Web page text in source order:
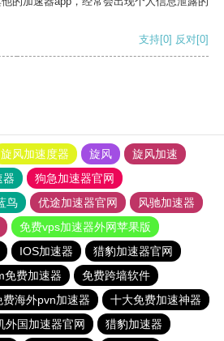
支持[0] 反对[0]
旋风加速度器 旋风
旋风加速
器
狗急加速器官网
鸟 优途加速器官网
风驰加速器
免费vps加速器外网苹果版
IOS加速器
猎豹加速器官网
免费加速器
免费跨墙软件
费海外pvn加速器
十大免费加速神器
外国加速器官网
猎豹加速器